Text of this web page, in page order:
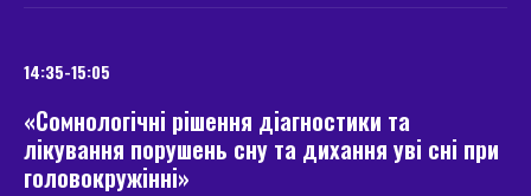
14:35-15:05
«Сомнологічні рішення діагностики та
лікування порушень сну та дихання уві сні при
головокружінні»